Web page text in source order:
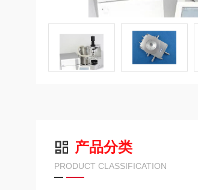
产品分类
PRODUCT CLASSIFICATION